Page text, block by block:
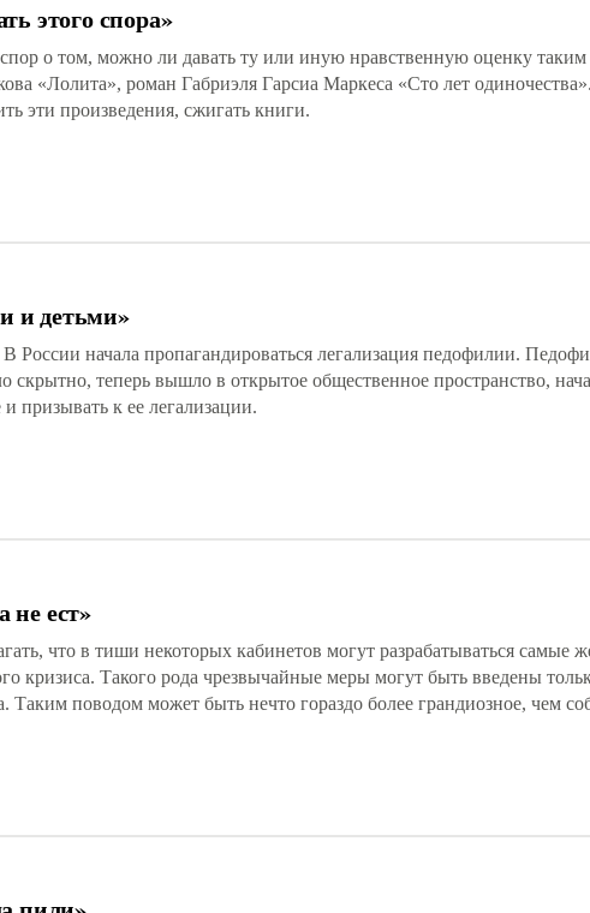
этого спора»
о том, можно ли давать ту или иную нравственную оценку
«Лолита», роман Габриэля Гарсиа Маркеса «Сто лет
эти произведения, сжигать книги.
и детьми»
России начала пропагандироваться легализация педофилии.
скрытно, теперь вышло в открытое общественное пространство,
призывать к ее легализации.
не ест»
что в тиши некоторых кабинетов могут разрабатываться самые
кризиса. Такого рода чрезвычайные меры могут быть введены
Таким поводом может быть нечто гораздо более грандиозное, чем